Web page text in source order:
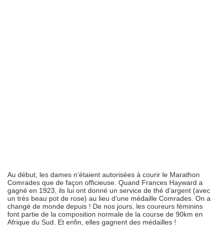
Au début, les dames n’étaient autorisées à courir le Marathon
Comrades que de façon officieuse. Quand Frances Hayward a
gagné en 1923, ils lui ont donné un service de thé d’argent (avec
un très beau pot de rose) au lieu d’une médaille Comrades. On a
changé de monde depuis ! De nos jours, les coureurs féminins
font partie de la composition normale de la course de 90km en
Afrique du Sud. Et enfin, elles gagnent des médailles !